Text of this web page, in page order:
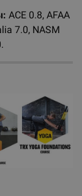
ACE 0.8, AFAA
7.0, NASM